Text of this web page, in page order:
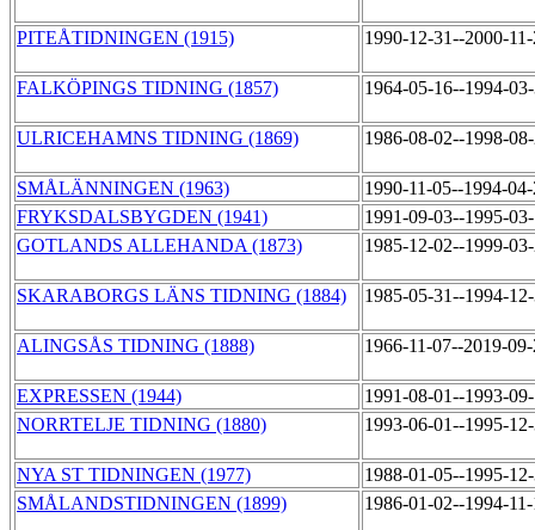
PITEÅTIDNINGEN (1915) 1990-12-31--2000-
FALKÖPINGS TIDNING (1857) 1964-05-16--1994-
ULRICEHAMNS TIDNING (1869) 1986-08-02--1998-
SMÅLÄNNINGEN (1963)
1990-11-05--1994-
FRYKSDALSBYGDEN (1941)
1991-09-03--1995-
GOTLANDS ALLEHANDA (1873)
1985-12-02--1999-
SKARABORGS LÄNS TIDNING (1884) 1985-05-31--1994-
ALINGSÅS TIDNING (1888) 1966-11-07--2019-
EXPRESSEN (1944)
1991-08-01--1993-
NORRTELJE TIDNING (1880)
1993-06-01--1995-
NYA ST TIDNINGEN (1977)
1988-01-05--1995-
SMÅLANDSTIDNINGEN (1899)
1986-01-02--1994-